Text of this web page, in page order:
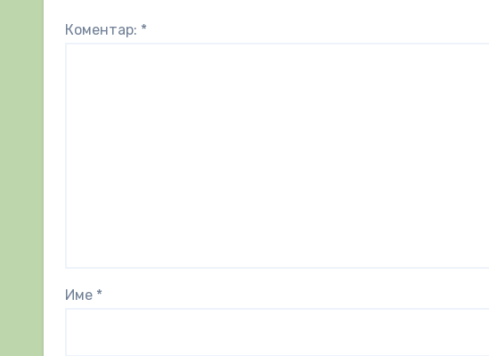
Коментар: *
Име *